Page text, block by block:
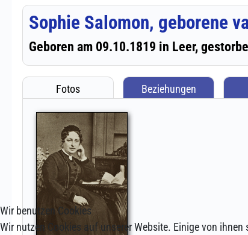
Wir benutzen Cookies
Wir nutzen Cookies auf unserer Website. Einige von